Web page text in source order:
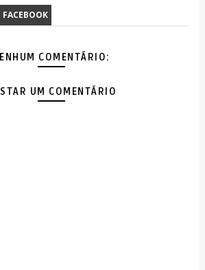
FACEBOOK
COMENTÁRIO:
UM COMENTÁRIO